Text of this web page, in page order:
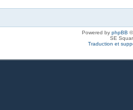
Powered by phpBB
SE
Traduction et